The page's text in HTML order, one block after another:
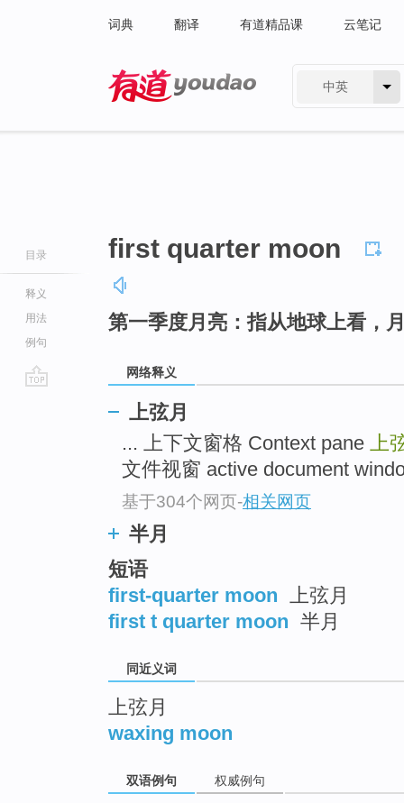
词典 翻译 有道精品课 云笔记
中英
目录
释义
用法
例句
first quarter moon
第一季度月亮：指从地球上看，
网络释义
上弦月
... 上下文窗格 Context pane 上
文件视窗 active document
基于304个网页-相关网页
半月
短语
first-quarter moon
上弦月
first t quarter moon 半月
同近义词
上弦月
waxing moon
双语例句 权威例句